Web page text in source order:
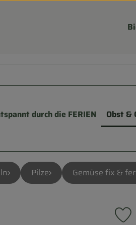
durch die FERIEN Obst &
Pilze Gemüse fix &